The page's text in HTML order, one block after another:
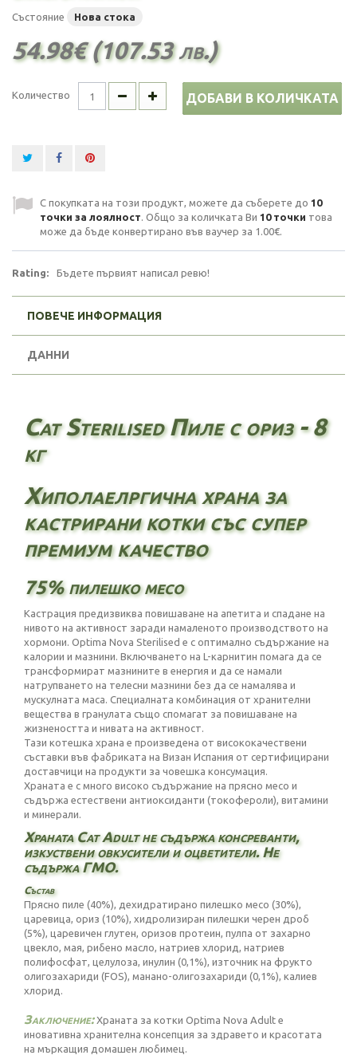
Състояние Нова стока
54.98€ (107.53 лв.)
Количество ДОБАВИ В КОЛИЧКАТА
С покупката на този продукт, можете да съберете до 10
точки за лоялност. Общо за количката Ви 10точки това
може да бъде конвертирано във ваучер за 1.00€.
Rating: Бъдете първият написал ревю!
ПОВЕЧЕ ИНФОРМАЦИЯ
ДАННИ
Cat Sterilised Пиле с ориз - 8
кг
Хиполаелргична храна за
кастрирани котки със супер
премиум качество
75% пилешко месо
Кастрация предизвиква повишаване на апетита и спадане на
нивото на активност заради намаленото производството на
хормони. Optima Nova Sterilised е с оптимално съдържание на
калории и мазнини. Включването на L-карнитин помага да се
трансформират мазнините в енергия и да се намали
натрупването на телесни мазнини без да се намалява и
мускулната маса. Специалната комбинация от хранителни
вещества в гранулата също спомагат за повишаване на
жизнеността и нивата на активност.
Тази котешка храна е произведена от висококачествени
съставки във фабриката на Визан Испания от сертифицирани
доставчици на продукти за човешка консумация.
Храната е с много високо съдържание на прясно месо и
съдържа естествени антиоксиданти (токофероли), витамини
и минерали.
Храната Cat Adult не съдържа консреванти,
изкуствени овкусители и оцветители. Не
съдържа ГМО.
Състав
Прясно пиле (40%), дехидратирано пилешко месо (30%),
царевица, ориз (10%), хидролизиран пилешки черен дроб
(5%), царевичен глутен, оризов протеин, пулпа от захарно
цвекло, мая, рибено масло, натриев хлорид, натриев
полифосфат, целулоза, инулин (0,1%), източник на фрукто
олигозахариди (FOS), манано-олигозахариди (0,1%), калиев
хлорид.
Заключение:Храната за котки Optima Nova Adult е
иновативна хранителна консепция за здравето и красотата
на мъркащия домашен любимец.